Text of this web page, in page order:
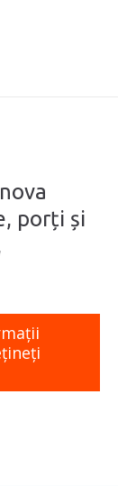
porți și